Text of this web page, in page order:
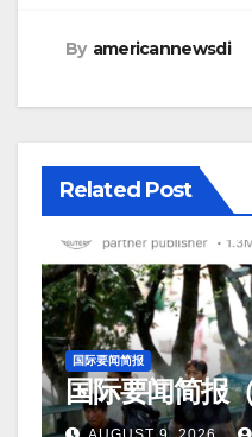
By americannewsdi
Related Post
国际要闻简报
国际要闻简报